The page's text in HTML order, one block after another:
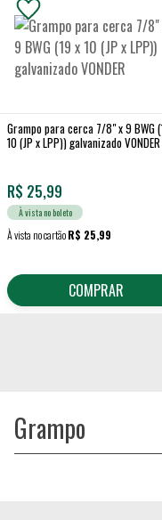
Grampo para cerca 7/8" x 9 BWG
10 (JP x LPP)) galvanizado VONDER
R$ 25,99
À vista no boleto
À vista no cartãoR$ 25,99
COMPRAR
Grampo